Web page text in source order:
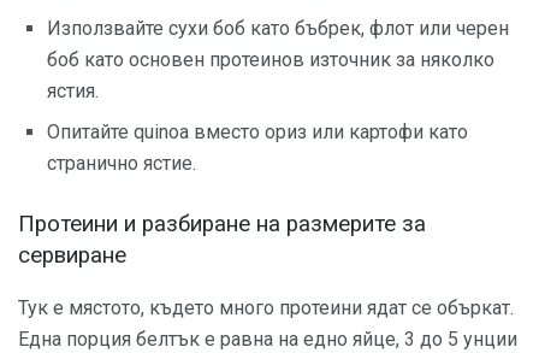
Използвайте сухи боб като бъбрек, флот или черен
боб като основен протеинов източник за няколко
ястия.
Опитайте quinoa вместо ориз или картофи като
странично ястие.
Протеини и разбиране на размерите за
сервиране
Тук е мястото, където много протеини ядат се объркат.
Една порция белтък е равна на едно яйце, 3 до 5 унции